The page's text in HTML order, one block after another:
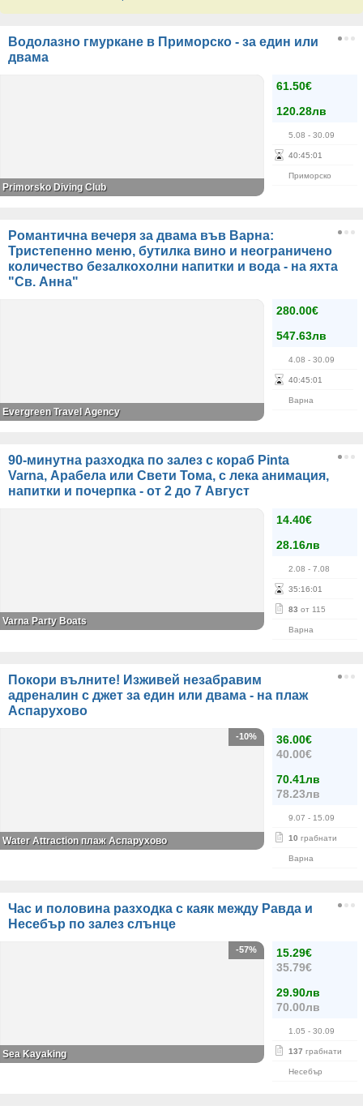
Водолазно гмуркане в Приморско - за един или
двама
61.50€
120.28лв
5.08 - 30.09
40:45:01
Приморско
Primorsko Diving Club
Романтична вечеря за двама във Варна:
Тристепенно меню, бутилка вино и неограничено
количество безалкохолни напитки и вода - на яхта
"Св. Анна"
280.00€
547.63лв
4.08 - 30.09
40:45:01
Варна
Evergreen Travel Agency
90-минутна разходка по залез с кораб Pinta
Varna, Арабела или Свети Тома, с лека анимация,
напитки и почерпка - от 2 до 7 Август
14.40€
28.16лв
2.08 - 7.08
35:16:01
83 от 115
Варна
Varna Party Boats
Покори вълните! Изживей незабравим
адреналин с джет за един или двама - на плаж
Аспарухово
36.00€
40.00€
70.41лв
78.23лв
9.07 - 15.09
10 грабнати
Варна
-10%
Water Attraction плаж Аспарухово
Час и половина разходка с каяк между Равда и
Несебър по залез слънце
15.29€
35.79€
29.90лв
70.00лв
1.05 - 30.09
137 грабнати
Несебър
-57%
Sea Kayaking